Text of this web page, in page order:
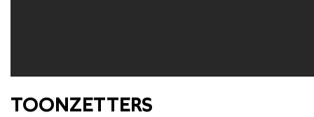
TOONZETTERS